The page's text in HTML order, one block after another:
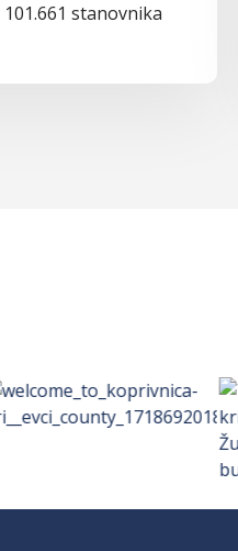
stanovnika